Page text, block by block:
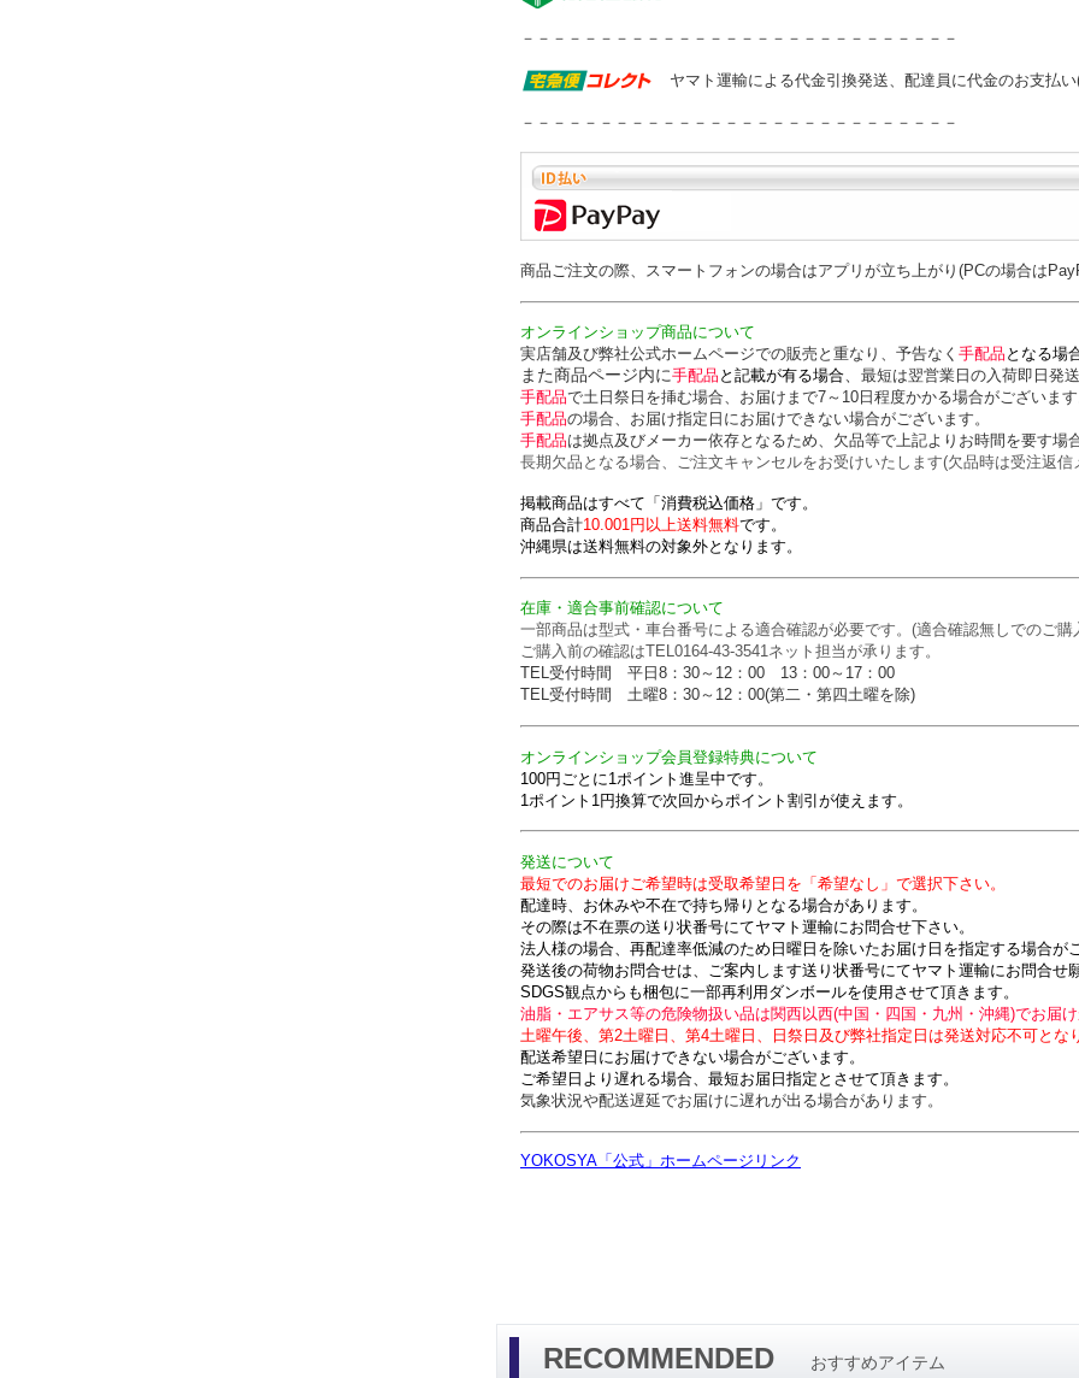
－－－－－－－－－－－－－－－－－－－－－－－－－－－－
ヤマト運輸による代金引換発送、配達員に代金のお支払
－－－－－－－－－－－－－－－－－－－－－－－－－－－－
商品ご注文の際、スマートフォンの場合はアプリが立ち上がり(PCの場合は
オンラインショップ商品について
実店舗及び弊社公式ホームページでの販売と重なり、予告なく 手配品 となる場
また商品ページ内に手配品 と記載が有る場合、 最短は翌営業日の入荷即日発送
手配品で土日祭日を挿む場合、お届けまで7～10日程度かかる場合がございます
手配品の場合、お届け指定日にお届けできない場合がございます。
手配品は拠点及びメーカー依存となるため、欠品等で上記よりお時間を要す場
長期欠品となる場合、ご注文キャンセルをお受けいたします(欠品時は受注返
掲載商品はすべて「消費税込価格」です。
商品合計10.001円以上送料無料です。
沖縄県は送料無料の対象外となります。
在庫・適合事前確認について
一部商品は型式・車台番号による適合確認が必要です。(適合確認無しでのご購
ご購入前の確認はTEL0164-43-3541ネット担当が承ります。
TEL受付時間 平日8：30～12：00 13：00～17：00
TEL受付時間 土曜8：30～12：00(第二・第四土曜を除)
オンラインショップ会員登録特典について
100円ごとに1ポイント進呈中です。
1ポイント1円換算で次回からポイント割引が使えます。
発送について
最短でのお届けご希望時は受取希望日を「希望なし」で選択下さい。
配達時、お休みや不在で持ち帰りとなる場合があります。
その際は不在票の送り状番号にてヤマト運輸にお問合せ下さい。
法人様の場合、再配達率低減のため日曜日を除いたお届け日を指定する場合が
発送後の荷物お問合せは、ご案内します送り状番号にてヤマト運輸にお問合せ
SDGS観点からも梱包に一部再利用ダンボールを使用させて頂きます。
油脂・エアサス等の危険物扱い品は関西以西(中国・四国・九州・沖縄)でお届け
土曜午後、第2土曜日、第4土曜日、日祭日及び弊社指定日は発送対応不可とな
配送希望日にお届けできない場合がございます。
ご希望日より遅れる場合、最短お届日指定とさせて頂きます。
気象状況や配送遅延でお届けに遅れが出る場合があります。
YOKOSYA「公式」ホームページリンク
RECOMMENDED おすすめアイテム